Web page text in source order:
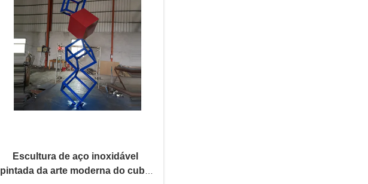
Escultura de aço inoxidável
pintada da arte moderna do cubo